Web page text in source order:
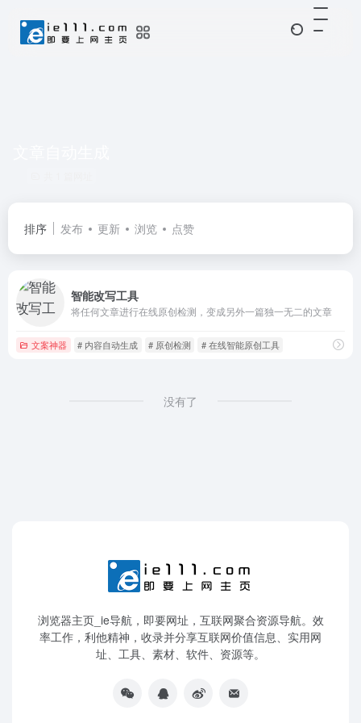
排序 发布 更新 浏览 点赞
智能改写工具
将任何文章进行在线原创检测，变成另外一篇独一无二的文章
文案神器 # 内容自动生成 # 原创检测 # 在线智能原创工具
没有了
浏览器主页_ie导航，即要网址，互联网聚合资源导航。效
率工作，利他精神，收录并分享互联网价值信息、实用网
址、工具、素材、软件、资源等。